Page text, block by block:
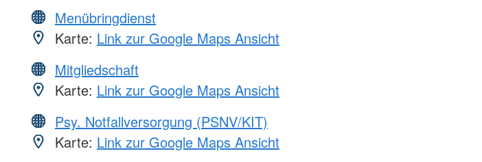
Menübringdienst
Karte: Link zur Google Maps Ansicht
Mitgliedschaft
Karte: Link zur Google Maps Ansicht
Psy. Notfallversorgung (PSNV/KIT)
Karte: Link zur Google Maps Ansicht